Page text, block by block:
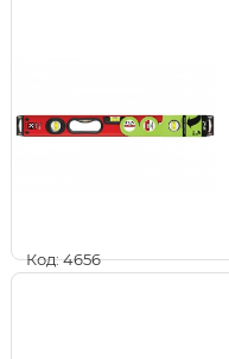
Код: 4656